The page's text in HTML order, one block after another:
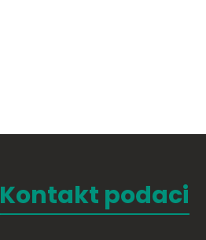
Kontakt podaci